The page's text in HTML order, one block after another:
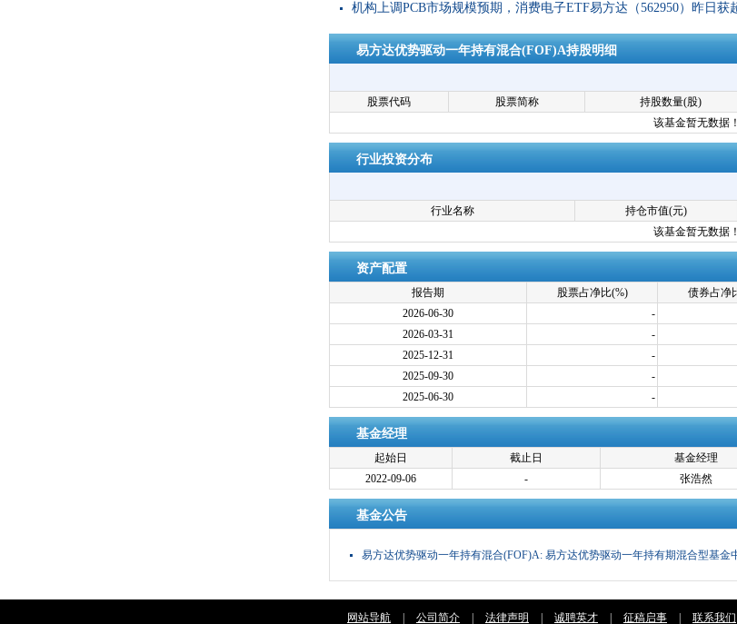
机构上调PCB市场规模预期，消费电子ETF易方达（562950）昨日获
易方达优势驱动一年持有混合(FOF)A持股明细
股票代码
股票简称 持股数量(股)
该基金暂无数据！
行业投资分布
行业名称
持仓市值(元)
该基金暂无数据！
资产配置
报告期 股票占净比(%) 债券占净
2026-06-30
-
2026-03-31
-
2025-12-31
-
2025-09-30
-
2025-06-30
-
基金经理
起始日 截止日 基金经理
2022-09-06
- 张浩然
基金公告
易方达优势驱动一年持有混合(FOF)A: 易方达优势驱动一年持有期混合型基
资料概要更新
网站导航 公司简介 法律声明 诚聘英才 征稿启事 联系我们